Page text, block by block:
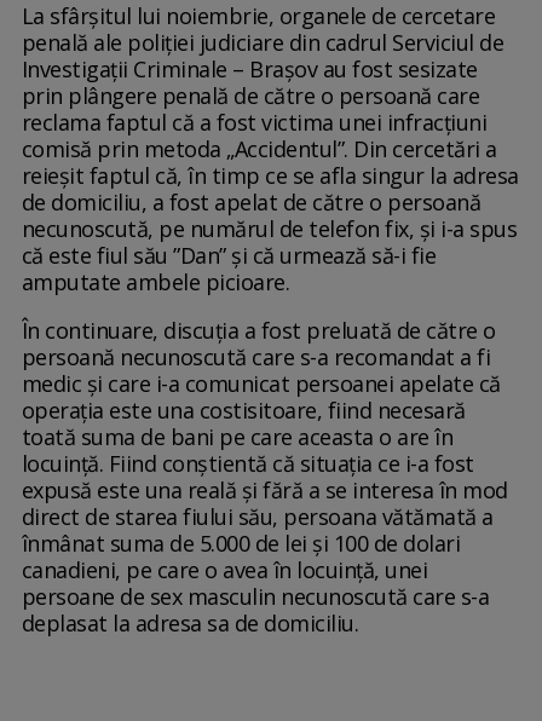
La sfârşitul lui noiembrie, organele de cercetare
penală ale poliției judiciare din cadrul Serviciul de
Investigații Criminale – Brașov au fost sesizate
prin plângere penală de către o persoană care
reclama faptul că a fost victima unei infracțiuni
comisă prin metoda „Accidentul”. Din cercetări a
reieșit faptul că, în timp ce se afla singur la adresa
de domiciliu, a fost apelat de către o persoană
necunoscută, pe numărul de telefon fix, și i-a spus
că este fiul său ”Dan” și că urmează să-i fie
amputate ambele picioare.
În continuare, discuția a fost preluată de către o
persoană necunoscută care s-a recomandat a fi
medic și care i-a comunicat persoanei apelate că
operația este una costisitoare, fiind necesară
toată suma de bani pe care aceasta o are în
locuință. Fiind conștientă că situația ce i-a fost
expusă este una reală și fără a se interesa în mod
direct de starea fiului său, persoana vătămată a
înmânat suma de 5.000 de lei și 100 de dolari
canadieni, pe care o avea în locuință, unei
persoane de sex masculin necunoscută care s-a
deplasat la adresa sa de domiciliu.